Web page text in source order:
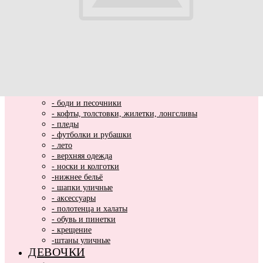
- боди и песочники
- кофты, толстовки, жилетки, лонгсливы
- пледы
- футболки и рубашки
- лето
- верхняя одежда
- носки и колготки
-нижнее бельё
- шапки уличные
- аксессуары
- полотенца и халаты
- обувь и пинетки
- крещение
-штаны уличные
ДЕВОЧКИ